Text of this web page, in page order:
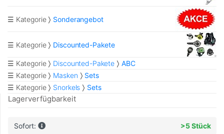
☰ Kategorie Sonderangebot
☰ Kategorie Discounted-Pakete
☰ Kategorie Discounted-Pakete
ABC
☰ Kategorie
Masken
Sets
☰ Kategorie
Snorkels Sets
Lagerverfügbarkeit
Sofort: >5 Stück